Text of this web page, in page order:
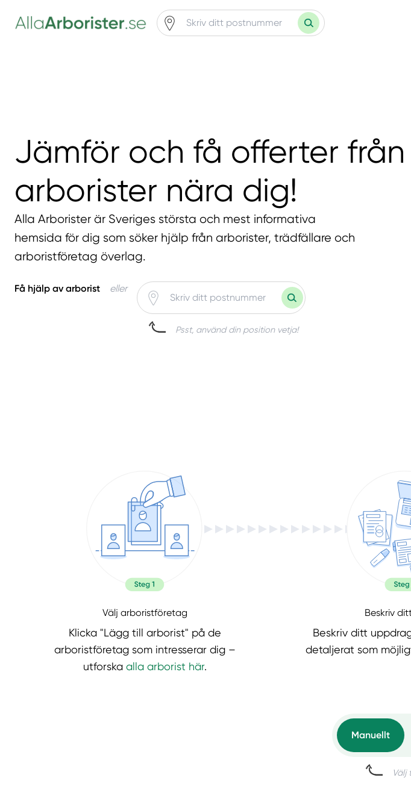
Jämför och få offerter från
arborister nära dig!
Alla Arborister är Sveriges största och mest informativa
hemsida för dig som söker hjälp från arborister, trädfällare och
arboristföretag överlag.
Få hjälp av arborist eller
Psst, använd din position vetja!
Välj arboristföretag
Klicka "Lägg till arborist" på de
arboristföretag som intresserar dig –
utforska alla arborist här.
Beskriv
Beskriv ditt
detaljerat som
Manuellt
Välj